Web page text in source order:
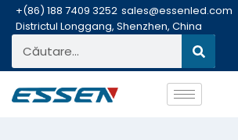
+(86) 188 7409 3252 sales@essenled.com
Districtul Longgang, Shenzhen, China